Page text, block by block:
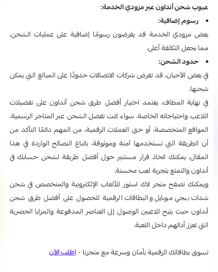
عيوب شحن أنداون عبر مزودي الخدمة:
رسوم إضافية:
بعض مزودي الخدمة قد يفرضون رسومًا إضافية على عمليات الشحن،
مما يجعل التكلفة أعلى.
حدود الشحن:
في بعض الأحيان، قد تفرض شركات الاتصالات حدودًا على المبالغ التي يمكن
شحنها.
في نهاية المطاف، يعتمد اختيار أفضل طرق شحن أنداون على تفضيلات
اللاعب واحتياجاته الخاصة. سواء كنت تفضل الشحن عبر المتاجر الرسمية،
المواقع المتخصصة، أو حتى العملات الرقمية، من المهم دائمًا التأكد من
أن الطريقة التي تستخدمها آمنة وموثوقة، باتباع النصائح الواردة في هذا
المقال، يمكنك اتخاذ قرار مستنير حول أفضل طريقة لشحن حسابك في
أنداون والتمتع بتجربة لعب محسنة.
ويمكنك تصفح متجر لاك استور للألعاب الإلكترونية والمتخصص في شحن
شدات ببجي موبايل والبطاقات الرقمية للحصول على أفضل طرق شحن
أنداون حيث يتيح للاعبين الوصول إلى العناصر المدفوعة والمزايا الحصرية
التي تعزز أدائهم داخل اللعبة.
تسوق بطاقاتك الرقمية بأمان وسرعة مع متجرنا - اطلب الآن